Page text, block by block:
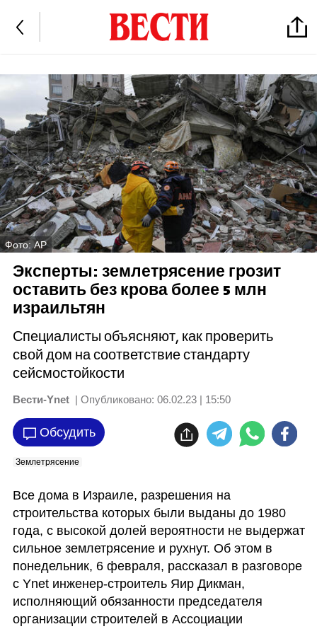
Фото: AP
Эксперты: землетрясение грозит
оставить без крова более 5 млн
израильтян
Специалисты объясняют, как проверить
свой дом на соответствие стандарту
сейсмостойкости
Вести-Ynet | Опубликовано: 06.02.23 | 15:50
Обсудить
Землетрясение
Все дома в Израиле, разрешения на
строительства которых были выданы до 1980
года, с высокой долей вероятности не выдержат
сильное землетрясение и рухнут. Об этом в
понедельник, 6 февраля, рассказал в разговоре
с Ynet инженер-строитель Яир Дикман,
исполняющий обязанности председателя
организации строителей в Ассоциации